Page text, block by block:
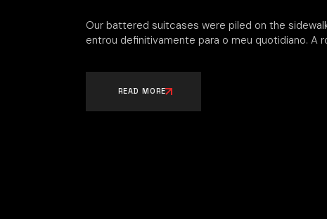
Our battered suitcases were piled on the
entrou definitivamente para o meu quotidiano. A
READ MORE